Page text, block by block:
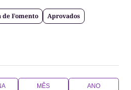
de Fomento
Aprovados
MÊS ANO